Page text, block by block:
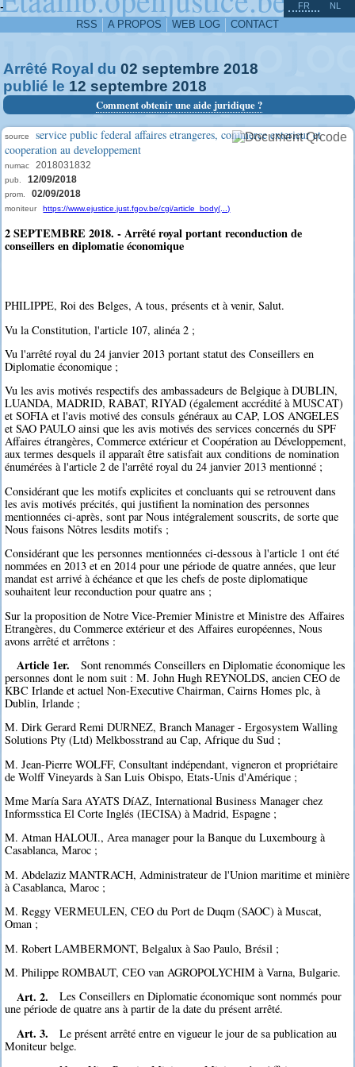
-
RSS A PROPOS WEB LOG CONTACT
FR NL
Arrêté Royal du 02 septembre 2018
publié le 12 septembre 2018
Comment obtenir une aide juridique ?
source
service public federal affaires etrangeres, commerce exterieur et
cooperation au developpement
numac 2018031832
pub. 12/09/2018
prom. 02/09/2018
moniteur https://www.ejustice.just.fgov.be/cgi/article_body(...)
2 SEPTEMBRE 2018. - Arrêté royal portant reconduction de
conseillers en diplomatie économique
PHILIPPE, Roi des Belges, A tous, présents et à venir, Salut.
Vu la Constitution, l'article 107, alinéa 2 ;
Vu l'arrêté royal du 24 janvier 2013 portant statut des Conseillers en
Diplomatie économique ;
Vu les avis motivés respectifs des ambassadeurs de Belgique à DUBLIN,
LUANDA, MADRID, RABAT, RIYAD (également accrédité à MUSCAT)
et SOFIA et l'avis motivé des consuls généraux au CAP, LOS ANGELES
et SAO PAULO ainsi que les avis motivés des services concernés du SPF
Affaires étrangères, Commerce extérieur et Coopération au Développement,
aux termes desquels il apparaît être satisfait aux conditions de nomination
énumérées à l'article 2 de l'arrêté royal du 24 janvier 2013 mentionné ;
Considérant que les motifs explicites et concluants qui se retrouvent dans
les avis motivés précités, qui justifient la nomination des personnes
mentionnées ci-après, sont par Nous intégralement souscrits, de sorte que
Nous faisons Nôtres lesdits motifs ;
Considérant que les personnes mentionnées ci-dessous à l'article 1 ont été
nommées en 2013 et en 2014 pour une période de quatre années, que leur
mandat est arrivé à échéance et que les chefs de poste diplomatique
souhaitent leur reconduction pour quatre ans ;
Sur la proposition de Notre Vice-Premier Ministre et Ministre des Affaires
Etrangères, du Commerce extérieur et des Affaires européennes, Nous
avons arrêté et arrêtons :
Article 1er.
Sont renommés Conseillers en Diplomatie économique les
personnes dont le nom suit : M. John Hugh REYNOLDS, ancien CEO de
KBC Irlande et actuel Non-Executive Chairman, Cairns Homes plc, à
Dublin, Irlande ;
M. Dirk Gerard Remi DURNEZ, Branch Manager - Ergosystem Walling
Solutions Pty (Ltd) Melkbosstrand au Cap, Afrique du Sud ;
M. Jean-Pierre WOLFF, Consultant indépendant, vigneron et propriétaire
de Wolff Vineyards à San Luis Obispo, Etats-Unis d'Amérique ;
Mme María Sara AYATS DíAZ, International Business Manager chez
Informsstica El Corte Inglés (IECISA) à Madrid, Espagne ;
M. Atman HALOUI., Area manager pour la Banque du Luxembourg à
Casablanca, Maroc ;
M. Abdelaziz MANTRACH, Administrateur de l'Union maritime et minière
à Casablanca, Maroc ;
M. Reggy VERMEULEN, CEO du Port de Duqm (SAOC) à Muscat,
Oman ;
M. Robert LAMBERMONT, Belgalux à Sao Paulo, Brésil ;
M. Philippe ROMBAUT, CEO van AGROPOLYCHIM à Varna, Bulgarie.
Art. 2.
Les Conseillers en Diplomatie économique sont nommés pour
une période de quatre ans à partir de la date du présent arrêté.
Art. 3.
Le présent arrêté entre en vigueur le jour de sa publication au
Moniteur belge.
^